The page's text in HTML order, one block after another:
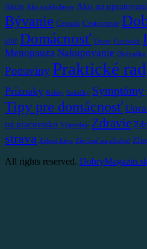
Akcie Ako na hlodavce Ako na
Bývanie Cesnak Cestovanie
kľúč Domácnosť Dvere Facebook
Menopauza Nakupovanie Obývačka
Potraviny Praktické
Príznaky Rolety Sedačky Symptómy
Tipy pre domácnosť
na pracovisku Výpredaje Zdravie
strava Zelená káva Závilosť na alkohol
All rights reserved.